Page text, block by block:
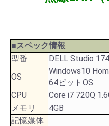
■スペック情報
型番
DELL Studio
OS
Windows10
64ビットOS
CPU
Core i7 720Q
メモリ
4GB
記憶媒体